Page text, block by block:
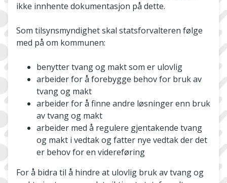
ikke innhente dokumentasjon på dette.
Som tilsynsmyndighet skal statsforvalteren følge
med på om kommunen:
benytter tvang og makt som er ulovlig
arbeider for å forebygge behov for bruk av
tvang og makt
arbeider for å finne andre løsninger enn bruk
av tvang og makt
arbeider med å regulere gjentakende tvang
og makt i vedtak og fatter nye vedtak der det
er behov for en videreføring
For å bidra til å hindre at ulovlig bruk av tvang og